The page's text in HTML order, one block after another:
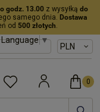
godz. 13.00z wysyłką do
samego dnia. Dostawa
od 500 złotych.
▼